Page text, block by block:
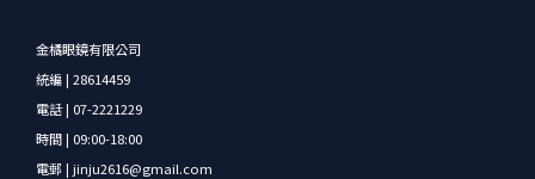
金橘眼鏡有限公司
統編 | 28614459
電話 | 07-2221229
時間 | 09:00-18:00
電郵 | jinju2616@gmail.com